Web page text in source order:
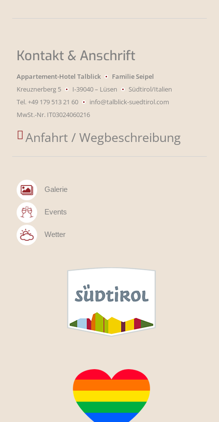
Kontakt & Anschrift
Appartement-Hotel Talblick
Familie Seipel
Kreuznerberg 5
I-39040 – Lüsen
Südtirol/Italien
Tel.+49 179 513 21 60
info@talblick-suedtirol.com
MwSt.-Nr. IT03024060216
Anfahrt / Wegbeschreibung
Galerie
Events
Wetter